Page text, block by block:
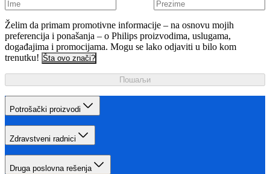
Želim da primam promotivne informacije – na osnovu mojih
preferencija i ponašanja – o Philips proizvodima, uslugama,
događajima i promocijama. Mogu se lako odjaviti u bilo kom
trenutku! Šta ovo znači?
Пошаљи
Potrošački proizvodi
Zdravstveni radnici
Druga poslovna rešenja